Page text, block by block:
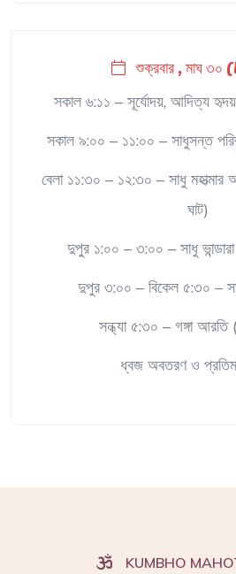
শুক্রবার , মাঘ ৩০
সকাল ৬:১১ – সূর্যোদয়, আদিত্য হৃদয়
সকাল ৯:০০ – ১১:০০ – সাধুসন্ত
বেলা ১১:৩০ – ১২:৩০ – সাধু মহাত্মার
ঘাট)
দুপুর ১:০০ – ৩:০০ – সাধু
দুপুর ৩:০০ – বিকেল ৫:৩০ –
সন্ধ্যা ৫:৩০ – গঙ্গা আরতি
ধ্বজ অবতরণ ও
KUMBHO